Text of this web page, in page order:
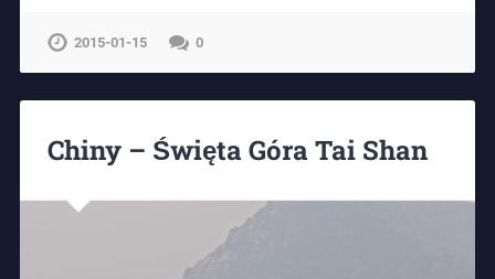
2015-01-15 0
Chiny – Święta Góra Tai Shan